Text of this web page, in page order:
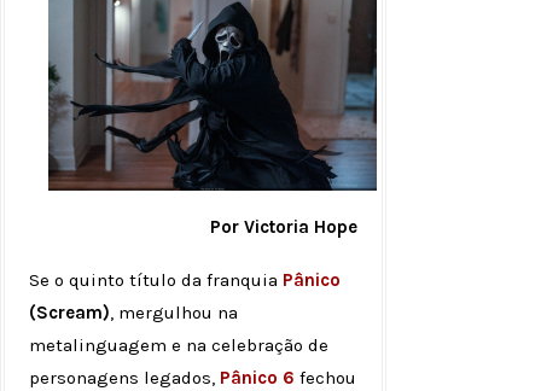
Por Victoria Hope
Se o quinto título da franquia Pânico
(Scream), mergulhou na
metalinguagem e na celebração de
personagens legados, Pânico 6 fechou